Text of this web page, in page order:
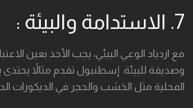
7. الاستدامة والبيئة :
مع ازدياد الوعي البيئي، يجب الأخذ بعين
وصديقة للبيئة. إسطنبول تقدم مثالاً يحتذى
المحلية مثل الخشب والحجر في الديكورات